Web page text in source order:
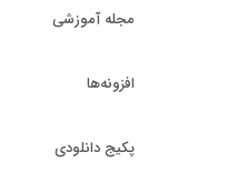
مجله آموزشی
افزونه‌ها
پکیج دانلودی